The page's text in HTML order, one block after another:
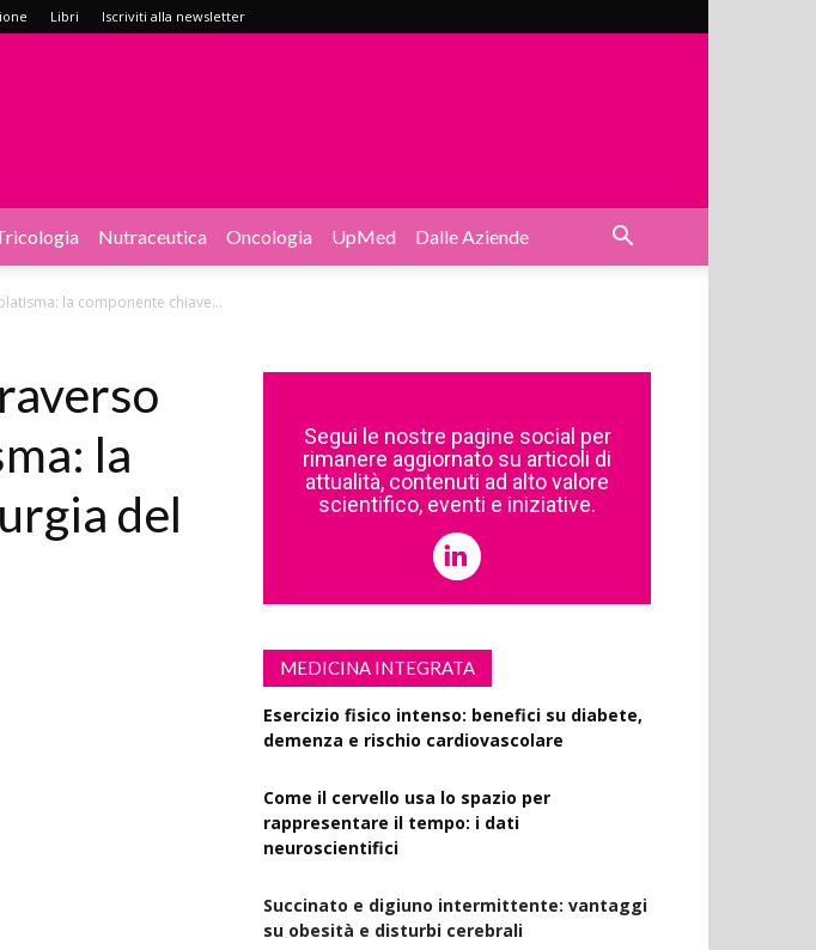
Libri Iscriviti alla newsletter
Nutraceutica Oncologia UpMed Dalle Aziende
la componente chiave...
la
del
Segui le nostre pagine social per
rimanere aggiornato su articoli di
attualità, contenuti ad alto valore
scientifico, eventi e iniziative.
MEDICINA INTEGRATA
Esercizio fisico intenso: benefici su diabete,
demenza e rischio cardiovascolare
Come il cervello usa lo spazio per
rappresentare il tempo: i dati
neuroscientifici
Succinato e digiuno intermittente: vantaggi
su obesità e disturbi cerebrali